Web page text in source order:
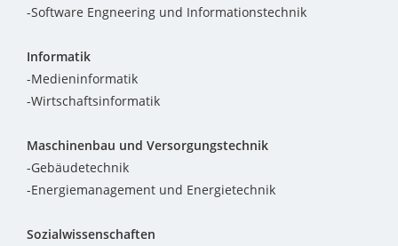
-Software Engneering und Informationstechnik
Informatik
-Medieninformatik
-Wirtschaftsinformatik
Maschinenbau und Versorgungstechnik
-Gebäudetechnik
-Energiemanagement und Energietechnik
Sozialwissenschaften